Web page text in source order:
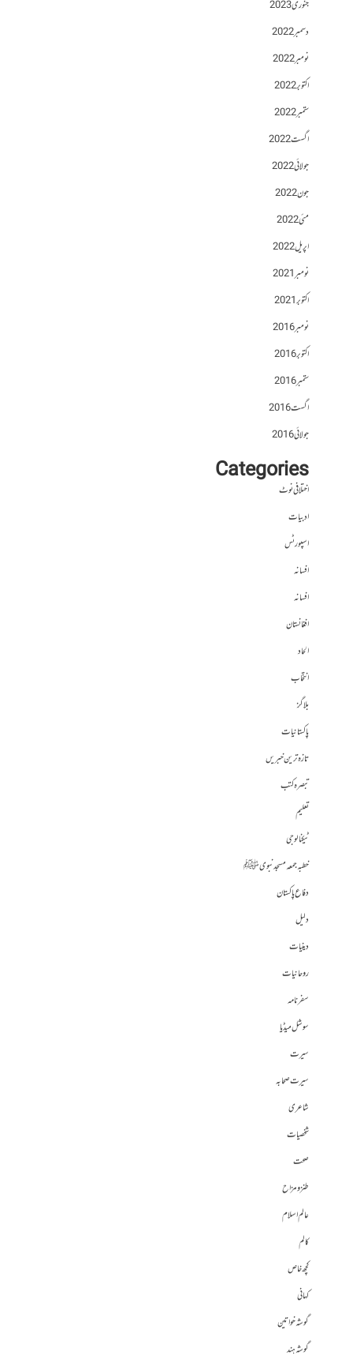
جنوری 2023
دسمبر 2022
نومبر 2022
اکتوبر 2022
ستمبر 2022
اگست 2022
جولائی 2022
جون 2022
مئی 2022
اپریل 2022
نومبر 2021
اکتوبر 2021
نومبر 2016
اکتوبر 2016
ستمبر 2016
اگست 2016
جولائی 2016
Categories
اختلافی نوٹ
ادبیات
اسپورٹس
افسانہ
افسانہ
افغانستان
الحاد
انتخاب
بلاگز
پاکستانیات
تازہ ترین خبریں
تبصرہ کتب
تعلیم
ٹیکنالوجی
خطبہ جمعہ مسجد نبوی ﷺ
دفاع پاکستان
دلیل
دینیات
روحانیات
سفرنامہ
سوشل میڈیا
سیرت
سیرت صحابہ
شاعری
شخصیات
صحت
طنز و مزاح
عالم اسلام
کالم
کچھ خاص
کہانی
گوشہ خواتین
گوشہ ہند